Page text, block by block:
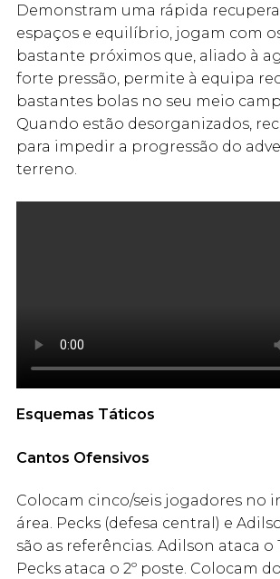
Demonstram uma rápida
espaços e equilíbrio, jogam com
bastante próximos que, aliado à
forte pressão, permite à equipa
bastantes bolas no seu meio
Quando estão desorganizados,
para impedir a progressão do
terreno.
Esquemas Táticos
Cantos Ofensivos
Colocam cinco/seis jogadores no
área. Pecks (defesa central) e
são as referências. Adilson ataca o
Pecks ataca o 2º poste. Colocam